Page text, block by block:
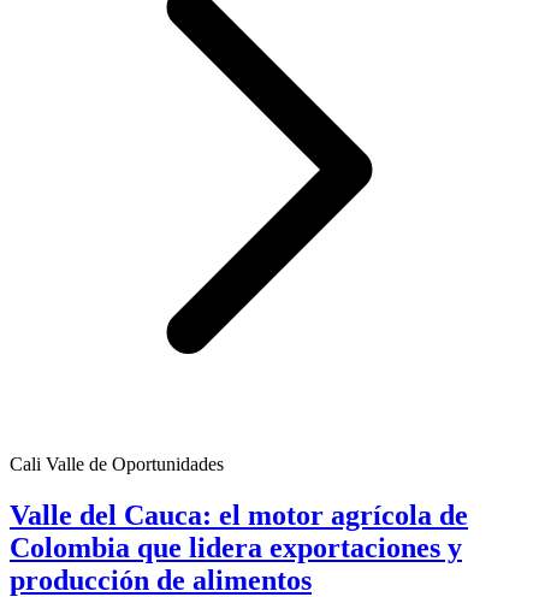
Cali Valle de Oportunidades
Valle del Cauca: el motor agrícola de
Colombia que lidera exportaciones y
producción de alimentos